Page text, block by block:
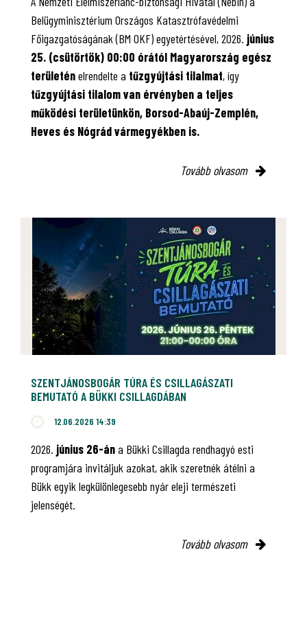
Belügyminisztérium Országos Katasztrófavédelmi
Főigazgatóságának (BM OKF) egyetértésével, 2026. június
25. (csütörtök) 00:00 órától Magyarország egész
területénelrendelte a tűzgyújtási tilalmat, így
tűzgyújtási tilalom van érvényben a teljes
működési területünkön, Borsod-Abaúj-Zemplén,
Heves és Nógrád vármegyékben is.
Tovább olvasom
SZENTJÁNOSBOGÁR TÚRA ÉS CSILLAGÁSZATI
BEMUTATÓ A BÜKKI CSILLAGDÁBAN
12.06.2026 14:39
2026. június 26-ána Bükki Csillagda rendhagyó esti
programjára invitáljuk azokat, akik szeretnék átélni a
Bükk egyik legkülönlegesebb nyár eleji természeti
jelenségét.
Tovább olvasom